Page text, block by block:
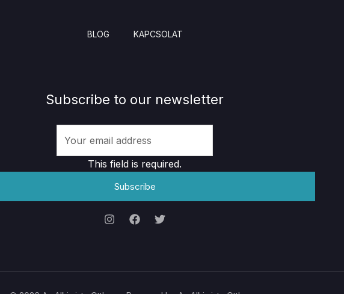
BLOG KAPCSOLAT
Subscribe to our newsletter
This field is required.
Subscribe